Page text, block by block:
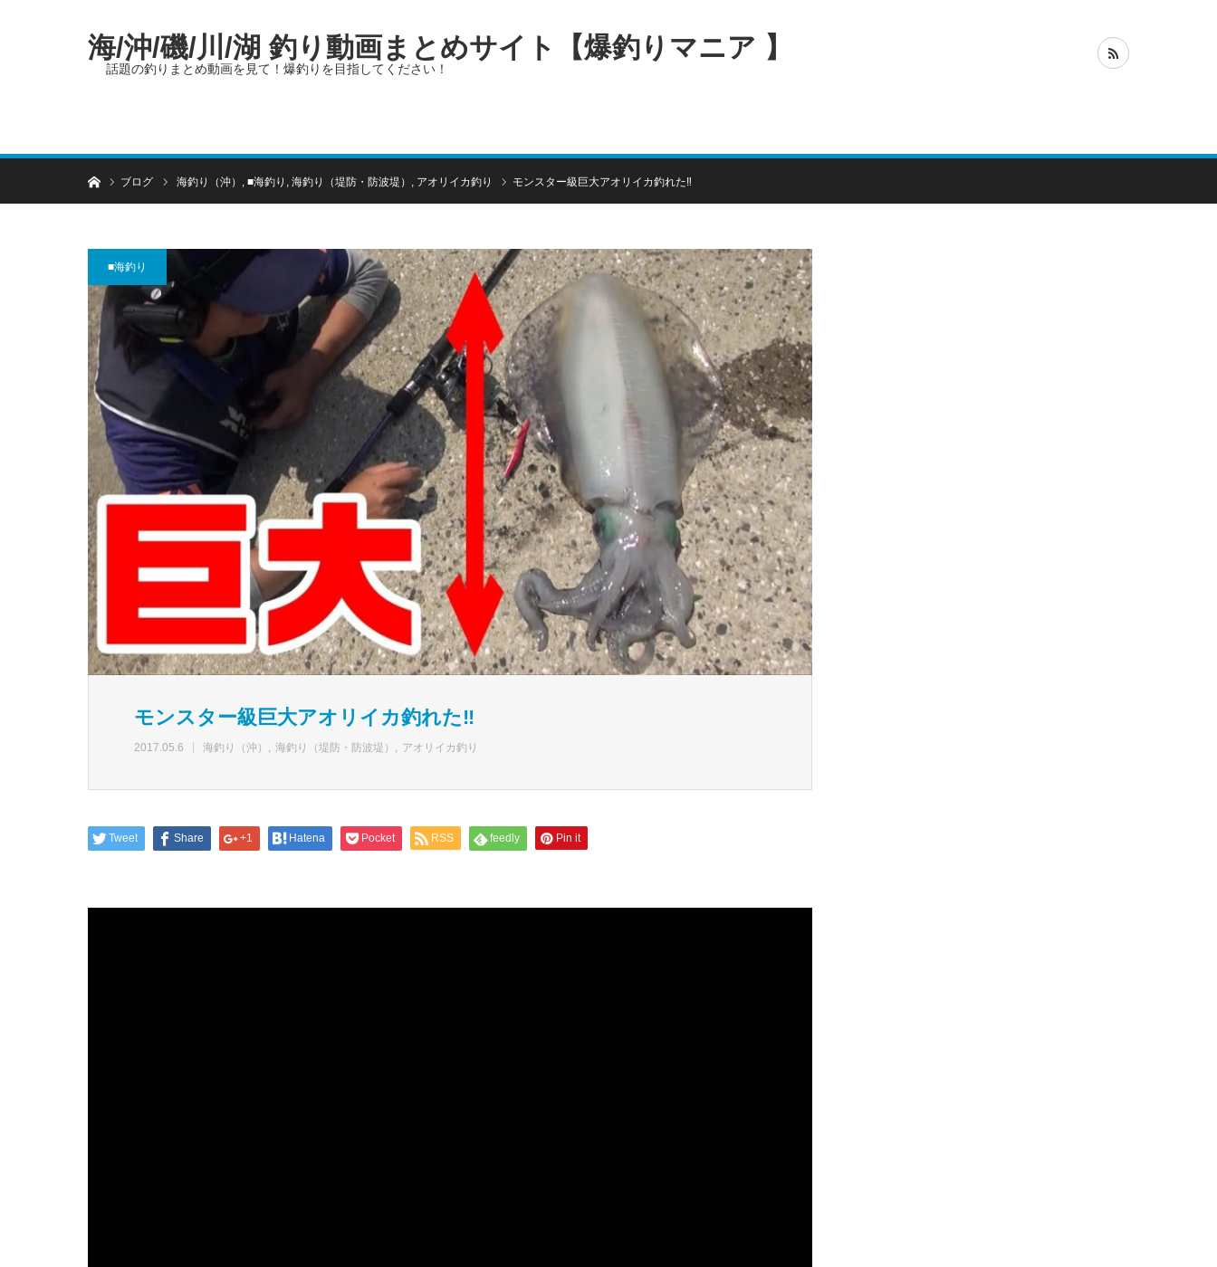
海/沖/磯/川/湖 釣り動画まとめサイト【爆釣りマニア 】
話題の釣りまとめ動画を見て！爆釣りを目指してください！
ホームブログ 海釣り（沖） , ■海釣り , 海釣り（堤防・防波堤） , アオリイカ釣り モンスター級巨大アオリイカ釣れた‼
■海釣り
モンスター級巨大アオリイカ釣れた‼
2017.05.6 海釣り（沖） 海釣り（堤防・防波堤） アオリイカ釣り
Tweet Share +1 Hatena Pocket RSS feedly Pin it